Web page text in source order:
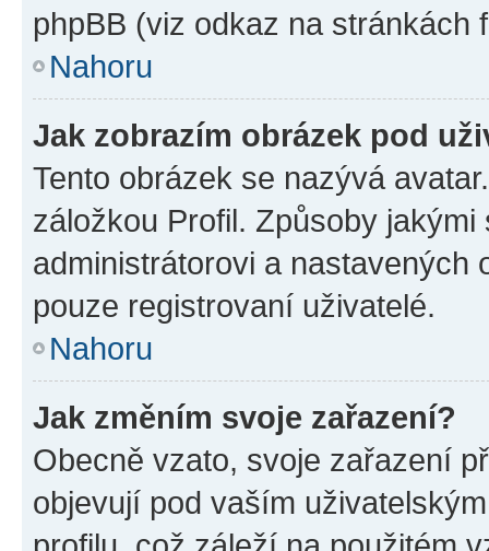
phpBB (viz odkaz na stránkách
Nahoru
Jak zobrazím obrázek pod
Tento obrázek se nazývá
záložkou Profil. Způsoby
administrátorovi a nastavených
pouze registrovaní uživatelé.
Nahoru
Jak změním svoje zařazení?
Obecně vzato, svoje zařazení
objevují pod vaším